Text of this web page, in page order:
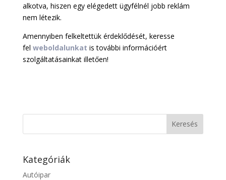
alkotva, hiszen egy elégedett ügyfélnél jobb reklám
nem létezik.
Amennyiben felkeltettük érdeklődését, keresse
fel weboldalunkat is további információért
szolgáltatásainkat illetően!
Kategóriák
Autóipar